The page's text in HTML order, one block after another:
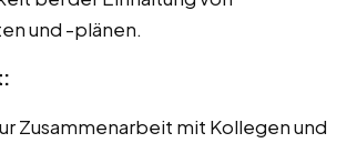
und -plänen.
Zusammenarbeit mit Kollegen und